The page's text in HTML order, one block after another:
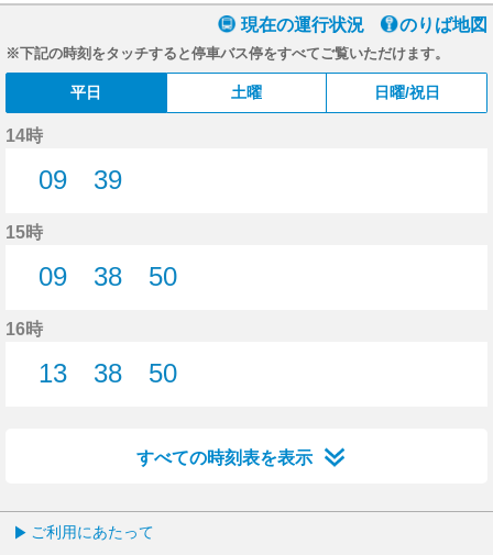
現在の運行状況 のりば地図
※下記の時刻をタッチすると停車バス停をすべてご覧いただけます。
平日 土曜 日曜/祝日
14時
09
39
15時
09
38
50
16時
13
38
50
すべての時刻表を表示
ご利用にあたって